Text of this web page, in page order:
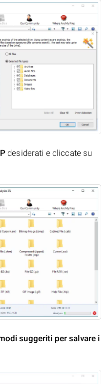
desiderati e cliccate su
suggeriti per salvare i